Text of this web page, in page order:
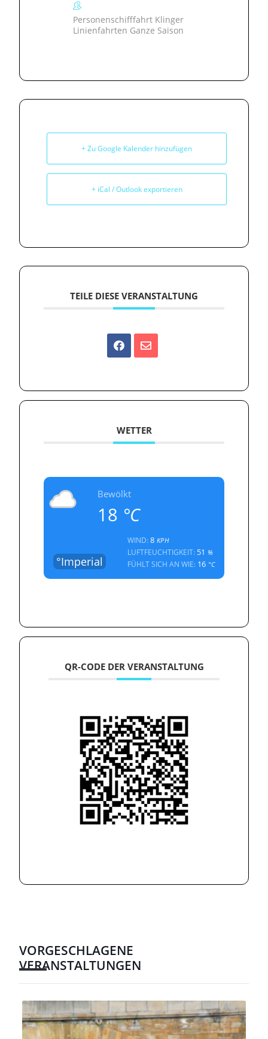
Personenschifffahrt Klinger
Linienfahrten Ganze Saison
+ Zu Google Kalender hinzufügen
+ iCal / Outlook exportieren
TEILE DIESE VERANSTALTUNG
WETTER
Bewölkt
18 °C
°Imperial
WIND:8 KPH
LUFTFEUCHTIGKEIT: 51 %
FÜHLT SICH AN WIE: 16 °C
QR-CODE DER VERANSTALTUNG
VORGESCHLAGENE
VERANSTALTUNGEN